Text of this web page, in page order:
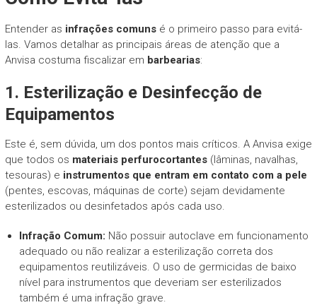
Entender as infrações comunsé o primeiro passo para evitá-
las. Vamos detalhar as principais áreas de atenção que a
Anvisa costuma fiscalizar em barbearias:
1. Esterilização e Desinfecção de
Equipamentos
Este é, sem dúvida, um dos pontos mais críticos. A Anvisa exige
que todos os materiais perfurocortantes(lâminas, navalhas,
tesouras) e instrumentos que entram em contato com a pele
(pentes, escovas, máquinas de corte) sejam devidamente
esterilizados ou desinfetados após cada uso.
Infração Comum: Não possuir autoclave em funcionamento
adequado ou não realizar a esterilização correta dos
equipamentos reutilizáveis. O uso de germicidas de baixo
nível para instrumentos que deveriam ser esterilizados
também é uma infração grave.